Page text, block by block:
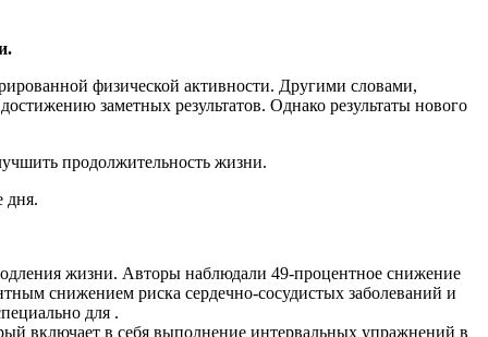
физической активности. Другими словами,
заметных результатов. Однако результаты нового
продолжительность жизни.
дня.
жизни. Авторы наблюдали 49-процентное снижение
снижением риска сердечно-сосудистых заболеваний и
для .
включает в себя выполнение интервальных упражнений в